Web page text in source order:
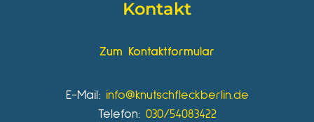
Kontakt
Zum Kontaktformular
E-Mail: info@knutschfleckberlin.de
Telefon: 030/54083422